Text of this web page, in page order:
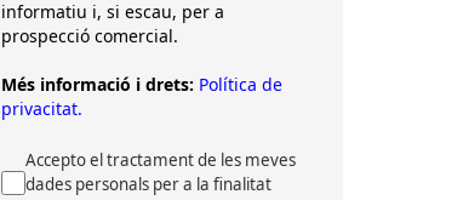
informatiu i, si escau, per a
prospecció comercial.
Més informació i drets: Política de
privacitat.
Accepto el tractament de les meves
dades personals per a la finalitat